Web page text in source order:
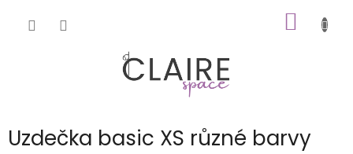
Uzdečka basic XS různé barvy